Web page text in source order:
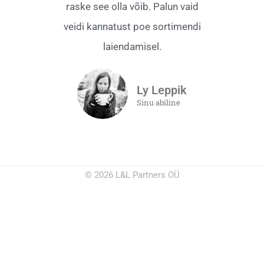
raske see olla võib. Palun vaid
veidi kannatust poe sortimendi
laiendamisel.
Ly Leppik
Sinu abiline
© 2026 L&L Partners OÜ